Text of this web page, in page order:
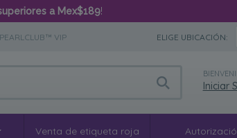
a Mex$189!
PEARLCLUB™ VIP ELIGE UBICACIÓN:
Iniciar
Venta de etiqueta roja